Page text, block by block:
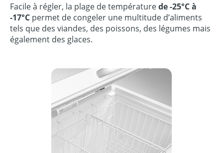
Facile à régler, la plage de températurede -25°C à
-17°C permet de congeler une multitude d’aliments
tels que des viandes, des poissons, des légumes mais
également des glaces.